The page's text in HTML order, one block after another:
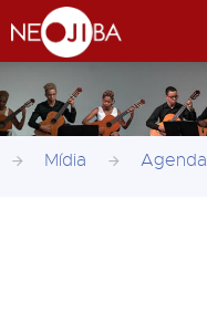
Mídia Agenda